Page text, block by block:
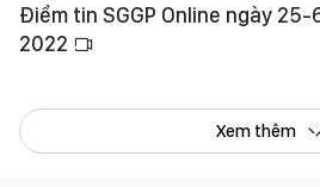
Điểm tin SGGP Online ngày 25-
2022
Xem thêm